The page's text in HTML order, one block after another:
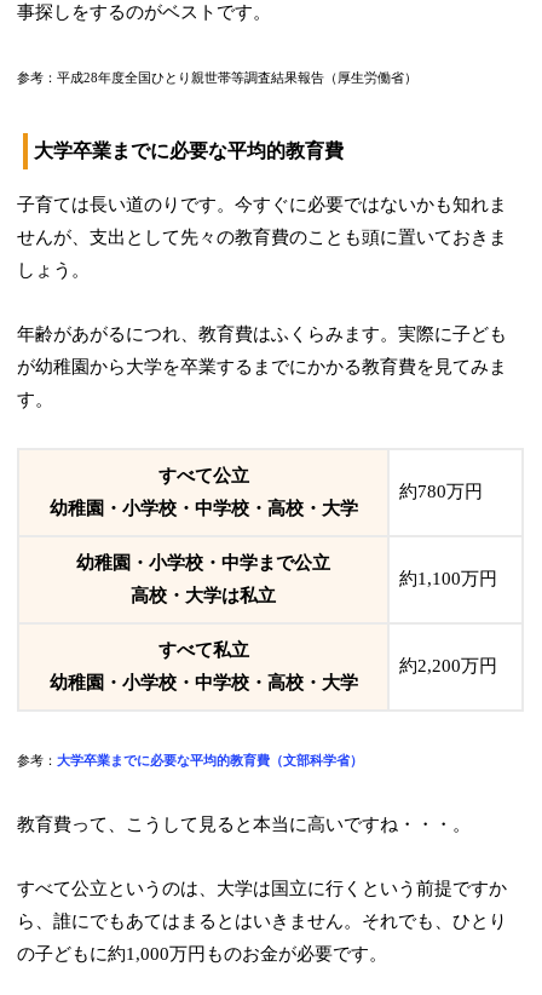
事探しをするのがベストです。
参考：平成28年度全国ひとり親世帯等調査結果報告（厚生労働省）
大学卒業までに必要な平均的教育費
子育ては長い道のりです。今すぐに必要ではないかも知れま
せんが、支出として先々の教育費のことも頭に置いておきま
しょう。
年齢があがるにつれ、教育費はふくらみます。実際に子ども
が幼稚園から大学を卒業するまでにかかる教育費を見てみま
す。
すべて公立
幼稚園・小学校・中学校・高校・大学
約780万円
幼稚園・小学校・中学まで公立
高校・大学は私立
約1,100万円
すべて私立
幼稚園・小学校・中学校・高校・大学
約2,200万円
参考：大学卒業までに必要な平均的教育費（文部科学省）
教育費って、こうして見ると本当に高いですね・・・。
すべて公立というのは、大学は国立に行くという前提ですか
ら、誰にでもあてはまるとはいきません。それでも、ひとり
の子どもに約1,000万円ものお金が必要です。